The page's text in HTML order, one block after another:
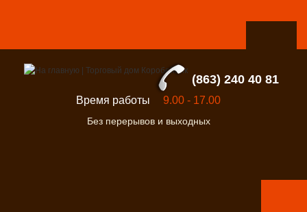
(863) 240 40 81
Время работы 9.00 - 17.00
Без перерывов и выходных